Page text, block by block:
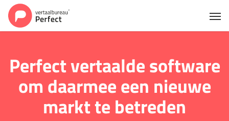
Perfect vertaalde software
om daarmee een nieuwe
markt te betreden